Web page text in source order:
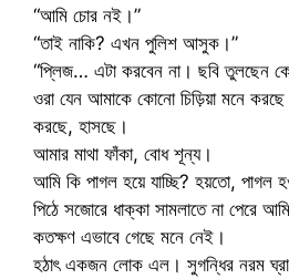
“আমি চোর নই।”
“তাই নাকি? এখন পুলিশ আসুক।”
“প্লিজ… এটা করবেন না। ছবি তুলছেন
ওরা যেন আমাকে কোনো চিড়িয়া মনে
করছে, হাসছে।
আমার মাথা ফাঁকা, বোধ শূন্য।
আমি কি পাগল হয়ে যাচ্ছি? হয়তো,
পিঠে সজোরে ধাক্কা সামলাতে না পেরে
কতক্ষণ এভাবে গেছে মনে নেই।
হঠাৎ একজন লোক এল। সুগন্ধির নরম